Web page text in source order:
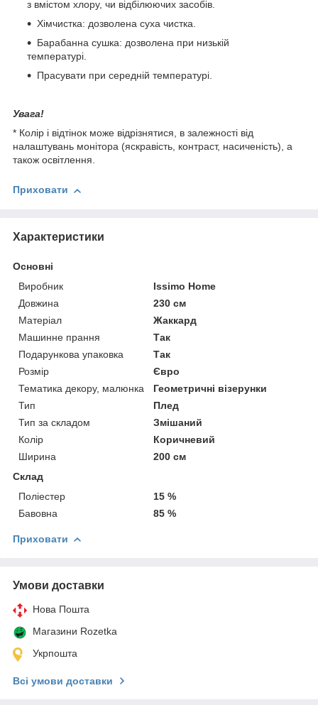
з вмістом хлору, чи відбілюючих засобів.
Хімчистка: дозволена суха чистка.
Барабанна сушка: дозволена при низькій
температурі.
Прасувати при середній температурі.
Увага!
* Колір і відтінок може відрізнятися, в залежності від
налаштувань монітора (яскравість, контраст, насиченість), а
також освітлення.
Приховати
Характеристики
Основні
Виробник
Issimo Home
Довжина
230 см
Матеріал
Жаккард
Машинне прання
Так
Подарункова упаковка
Так
Розмір
Євро
Тематика декору, малюнка
Геометричні візерунки
Тип
Плед
Тип за складом
Змішаний
Колір
Коричневий
Ширина
200 см
Склад
Поліестер
15 %
Бавовна
85 %
Приховати
Умови доставки
Нова Пошта
Магазини Rozetka
Укрпошта
Всі умови доставки